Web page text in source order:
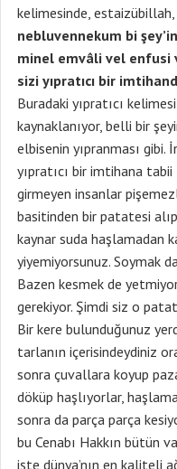
kelimesinde, estaizübillah,
nebluvennekum bi
minel emvâli vel enfusi
sizi yıpratıcı bir
Buradaki yıpratıcı kelimesi
kaynaklanıyor, belli bir
elbisenin yıpranması gibi.
yıpratıcı bir imtihana
girmeyen insanlar
basitinden bir patatesi
kaynar suda haşlamadan
yiyemiyorsunuz. Soymak
Bazen kesmek de
gerekiyor. Şimdi siz o
Bir kere bulunduğunuz
tarlanın içerisindeydiniz
sonra çuvallara koyup
döküp haşlıyorlar,
sonra da parça parça
bu Cenabı Hakkın bütün
işte dünya’nın en kaliteli